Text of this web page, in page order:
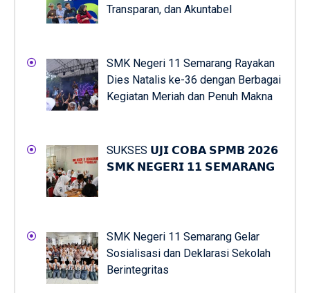
Transparan, dan Akuntabel
SMK Negeri 11 Semarang Rayakan
Dies Natalis ke-36 dengan Berbagai
Kegiatan Meriah dan Penuh Makna
SUKSES 𝗨𝗝𝗜 𝗖𝗢𝗕𝗔 𝗦𝗣𝗠𝗕 𝟮𝟬𝟮𝟲
𝗦𝗠𝗞 𝗡𝗘𝗚𝗘𝗥𝗜 𝟭𝟭 𝗦𝗘𝗠𝗔𝗥𝗔𝗡𝗚
SMK Negeri 11 Semarang Gelar
Sosialisasi dan Deklarasi Sekolah
Berintegritas